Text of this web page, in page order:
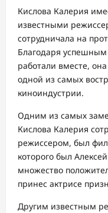
Кислова Калерия
известными
сотрудничала на
Благодаря
работали вместе,
одной из самых
киноиндустрии.
Одним из самых
Кислова Калерия
режиссером, был
которого был
множество
принес актрисе
Другим известным